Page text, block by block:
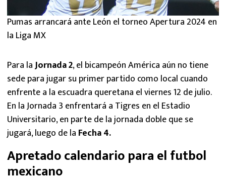
Pumas arrancará ante León el torneo Apertura 2024 en
la Liga MX
Para laJornada 2, el bicampeón América aún no tiene
sede para jugar su primer partido como local cuando
enfrente a la escuadra queretana el viernes 12 de julio.
En la Jornada 3 enfrentará a Tigres en el Estadio
Universitario, en parte de la jornada doble que se
jugará, luego de la Fecha 4.
Apretado calendario para el futbol
mexicano